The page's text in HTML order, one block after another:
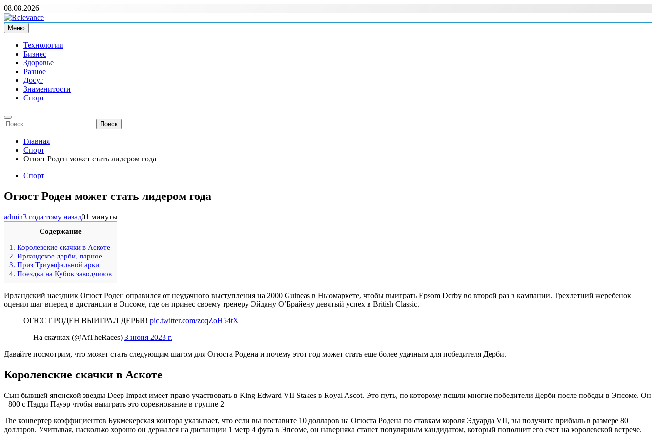
Перейти
к
содержимому
08.08.2026
Relevance
Релевантні новини — саме те, що вам потрібно
Меню
Технологии
Бизнес
Здоровье
Разное
Досуг
Знаменитости
Спорт
Найти:
Главная
Спорт
Огюст Роден может стать лидером года
Спорт
Огюст Роден может стать лидером года
admin3 года тому назад01 минуты
Содержание
1. Королевские скачки в Аскоте
2. Ирландское дерби, парное
3. Приз Триумфальной арки
4. Поездка на Кубок заводчиков
Ирландский наездник Огюст Роден оправился от неудачного выступления на 2000 Guineas в Ньюмаркете, чтобы выиграть Epsom Derby во второй раз в кампании. Трехлетний жеребенок
оценил шаг вперед в дистанции в Эпсоме, где он принес своему тренеру Эйдану О’Брайену девятый успех в British Classic.
ОГЮСТ РОДЕН ВЫИГРАЛ ДЕРБИ! pic.twitter.com/zoqZoH54tX
— На скачках (@AtTheRaces) 3 июня 2023 г.
Давайте посмотрим, что может стать следующим шагом для Огюста Родена и почему этот год может стать еще более удачным для победителя Дерби.
Королевские скачки в Аскоте
Сын бывшей японской звезды Deep Impact имеет право участвовать в King Edward VII Stakes в Royal Ascot. Это путь, по которому пошли многие победители Дерби после победы в Эпсоме. Он
+800 с Пэдди Пауэр чтобы выиграть это соревнование в группе 2.
The конвертер коэффициентов Букмекерская контора указывает, что если вы поставите 10 долларов на Огюста Родена по ставкам короля Эдуарда VII, вы получите прибыль в размере 80
долларов. Учитывая, насколько хорошо он держался на дистанции 1 метр 4 фута в Эпсоме, он наверняка станет популярным кандидатом, который пополнит его счет на королевской встрече.